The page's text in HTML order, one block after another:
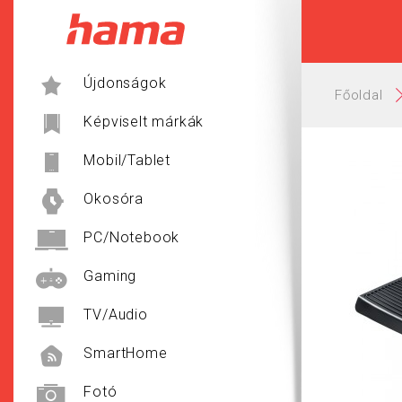
Újdonságok
Képviselt márkák
Mobil/Tablet
Okosóra
PC/Notebook
Gaming
TV/Audio
SmartHome
Fotó
Főoldal